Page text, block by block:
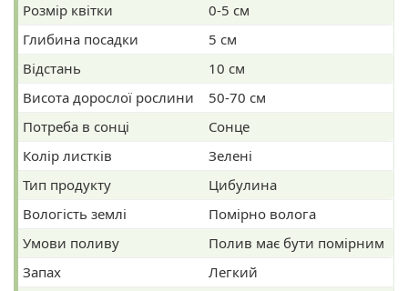
Розмір квітки
0-5 см
Глибина посадки
5 см
Відстань
10 см
Висота дорослої рослини
50-70 см
Потреба в сонці
Сонце
Колір листків
Зелені
Тип продукту
Цибулина
Вологість землі
Помірно волога
Умови поливу
Полив має бути помірним
Запах
Легкий